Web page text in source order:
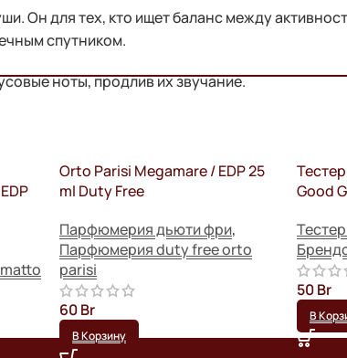
Он для тех, кто ищет баланс между
спутником.
ноты, продлив их звучание.
Orto Parisi Megamare / EDP 25
ml Duty Free
Парфюмерия дьюти фри,
Парфюмерия duty free orto
parisi
60Br
В Корзину
Good
50Br
В